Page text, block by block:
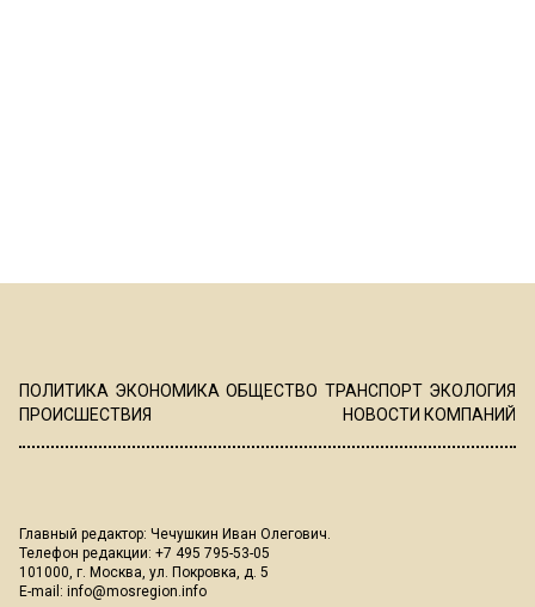
ПОЛИТИКА ЭКОНОМИКА ОБЩЕСТВО ТРАНСПОРТ ЭКОЛОГИЯ
ПРОИСШЕСТВИЯ
НОВОСТИ КОМПАНИЙ
Главный редактор: Чечушкин Иван Олегович.
Телефон редакции: +7 495 795-53-05
101000, г. Москва, ул. Покровка, д. 5
E-mail: info@mosregion.info